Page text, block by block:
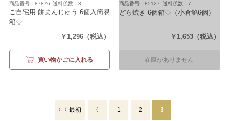
商品番号：87876 送料係数：3
ご自宅用 餅まんじゅう 6個入簡易
箱◇
（小倉餡3・手芒餡3）
￥1,296 （税込）
買い物かごに入れる
商品番号：85127 送料係数：7
どら焼き 6個箱◇（小倉餡6個）
￥1,653 （税込）
在庫がありません
〈〈 最初 〈 1 2 3